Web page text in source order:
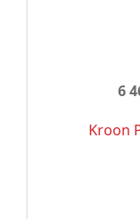
6
Kroon